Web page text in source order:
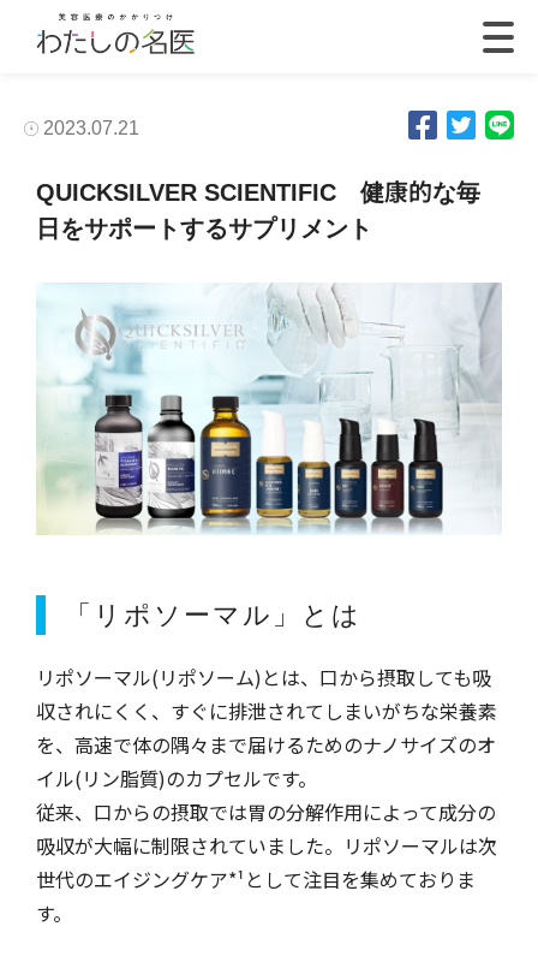
2023.07.21
QUICKSILVER SCIENTIFIC 健康的な毎
日をサポートするサプリメント
「リポソーマル」とは
リポソーマル(リポソーム)とは、口から摂取しても吸
収されにくく、すぐに排泄されてしまいがちな栄養素
を、高速で体の隅々まで届けるためのナノサイズのオ
イル(リン脂質)のカプセルです。
従来、口からの摂取では胃の分解作用によって成分の
吸収が大幅に制限されていました。リポソーマルは次
世代のエイジングケア*¹として注目を集めておりま
す。